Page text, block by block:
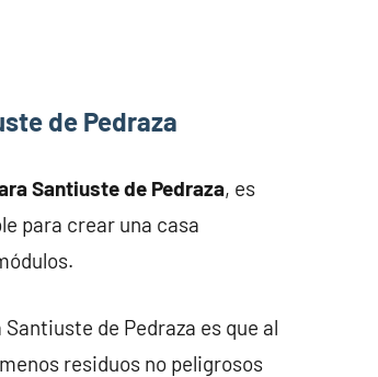
de Pedraza
Santiuste de Pedraza, es
para crear una casa
de Pedraza es que al
residuos no peligrosos